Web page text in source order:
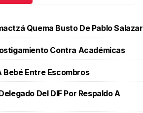
Quema Busto De Pablo Salazar
Contra Académicas
Bebé Entre Escombros
Del DIF Por Respaldo A